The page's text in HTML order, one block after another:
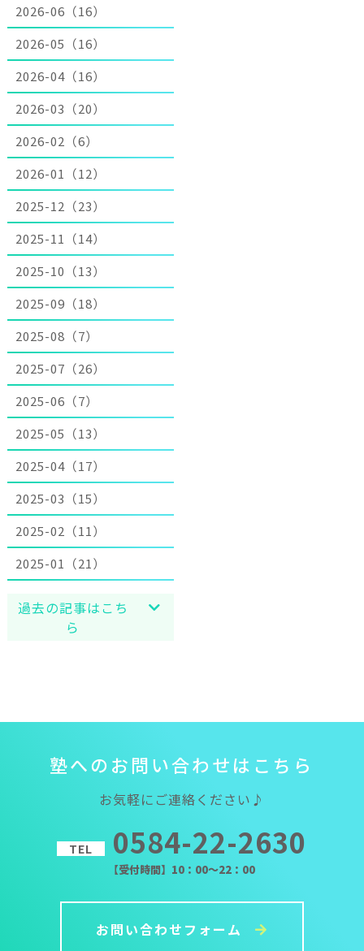
2026-06（16）
2026-05（16）
2026-04（16）
2026-03（20）
2026-02（6）
2026-01（12）
2025-12（23）
2025-11（14）
2025-10（13）
2025-09（18）
2025-08（7）
2025-07（26）
2025-06（7）
2025-05（13）
2025-04（17）
2025-03（15）
2025-02（11）
2025-01（21）
過去の記事はこち
ら
塾への お問い合わせは こ ち ら
お気軽にご連絡ください♪
TEL 0584-22-2630
【受付時間】10：00～22：00
お問い合わせフォーム